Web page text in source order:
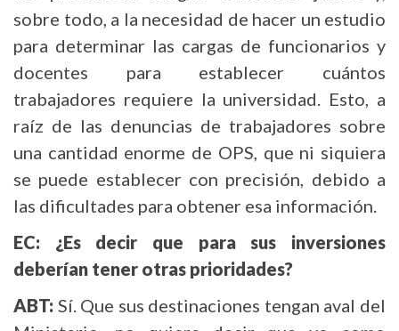
sobre todo, a la necesidad de hacer un estudio
para determinar las cargas de funcionarios y
docentes para establecer cuántos
trabajadores requiere la universidad. Esto, a
raíz de las denuncias de trabajadores sobre
una cantidad enorme de OPS, que ni siquiera
se puede establecer con precisión, debido a
las dificultades para obtener esa información.
EC: ¿Es decir que para sus inversiones
deberían tener otras prioridades?
ABT: Sí. Que sus destinaciones tengan aval del